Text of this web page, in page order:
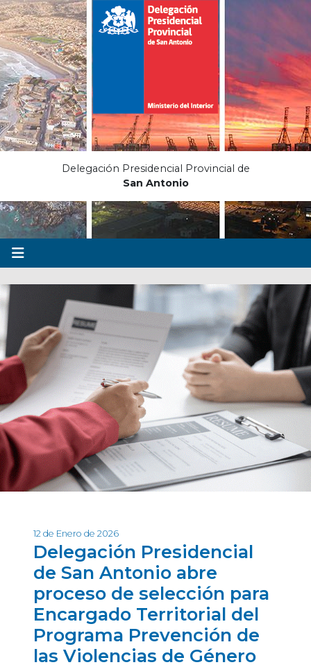
Delegación Presidencial Provincial de
San Antonio
12 de Enero de 2026
Delegación Presidencial
de San Antonio abre
proceso de selección para
Encargado Territorial del
Programa Prevención de
las Violencias de Género